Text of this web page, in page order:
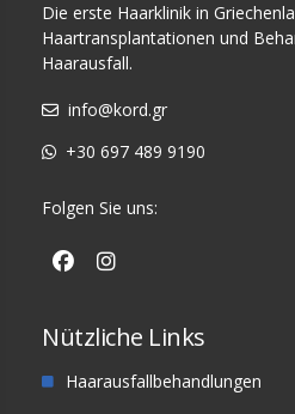
Die erste Haarklinik in
Haartransplantationen und
Haarausfall.
info@kord.gr
+30 697 489 9190
Folgen Sie uns:
Nützliche Links
Haarausfallbehandlungen